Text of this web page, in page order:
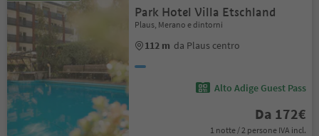
Park Hotel Villa Etschland
Plaus, Merano e dintorni
112 m da Plaus centro
Alto Adige Guest Pass
Da 172€
1 notte / 2 persone IVA incl.